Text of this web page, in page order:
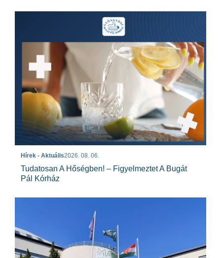
Hírek - Aktuális2026. 08. 06.
Tudatosan A Hőségben! – Figyelmeztet A Bugát
Pál Kórház